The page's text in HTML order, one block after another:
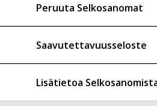
Peruuta Selkosanomat
Saavutettavuusseloste
Lisätietoa